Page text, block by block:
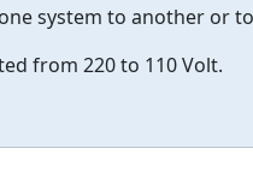
system to another or
from 220 to 110 Volt.